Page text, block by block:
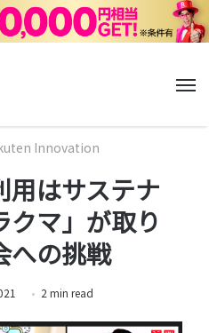
Innovation
用はサステナ
クマ」が取り
への挑戦
2 min read